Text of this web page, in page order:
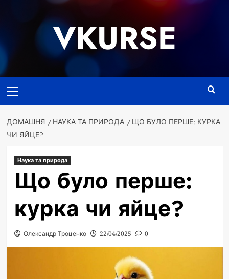
VKURSE
меню
ДОМАШНЯ НАУКА ТА ПРИРОДА
ЩО БУЛО ПЕРШЕ: КУРКА
ЧИ ЯЙЦЕ?
Наука та природа
Що було перше:
курка чи яйце?
Олександр Троценко 22/04/2025 0